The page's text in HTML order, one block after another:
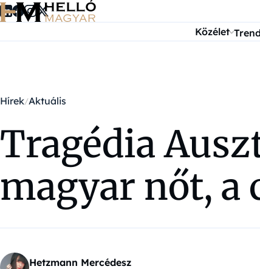
Ugrás a tartalomra
Közélet
Hírek Aktuális
Tragédia
magyar nőt, a
Hetzmann Mercédesz